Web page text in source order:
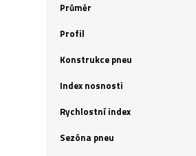
Průměr
Profil
Konstrukce pneu
Index nosnosti
Rychlostní index
Sezóna pneu